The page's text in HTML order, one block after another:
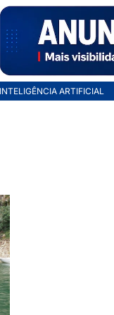
INTELIGÊNCIA ARTIFICIAL